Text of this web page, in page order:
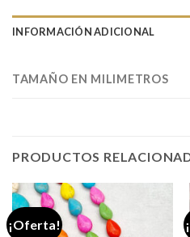
INFORMACIÓN ADICIONAL
TAMAÑO EN MILIMETROS
PRODUCTOS
¡Oferta!